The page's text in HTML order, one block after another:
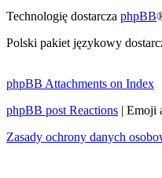
Technologię dostarcza phpBB
Polski pakiet językowy
phpBB Attachments on Index
phpBB post Reactions | Emoji
Zasady ochrony danych